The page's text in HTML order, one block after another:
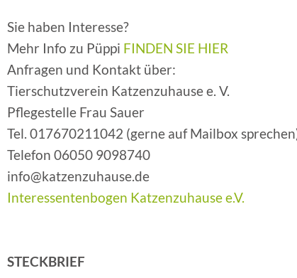
Sie haben Interesse?
Mehr Info zu Püppi FINDEN SIE HIER
Anfragen und Kontakt über:
Tierschutzverein Katzenzuhause e. V.
Pflegestelle Frau Sauer
Tel. 017670211042 (gerne auf Mailbox
Telefon 06050 9098740
info@katzenzuhause.de
Interessentenbogen Katzenzuhause e.V.
STECKBRIEF